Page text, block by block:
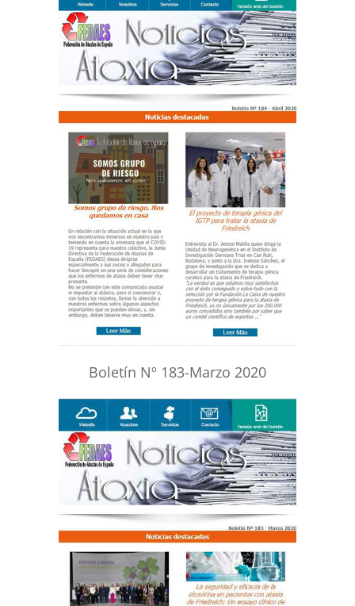
Boletín Nº 183-Marzo 2020